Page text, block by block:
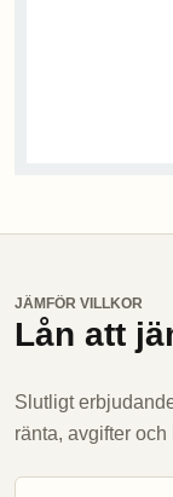
JÄMFÖR VILLKOR
Lån att
Slutligt
ränta, avgifter